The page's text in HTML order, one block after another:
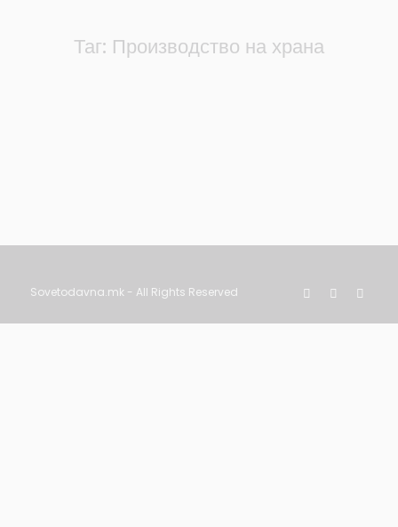
Таг: Производство на храна
Sovetodavna.mk - All Rights Reserved